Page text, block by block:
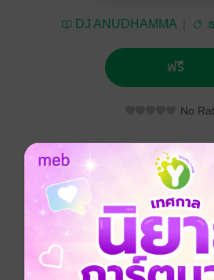
DJ ANUDHAMMA
ฟรี
No
คำสอนของหลวงพ่อฤาษีวัดท่าซุง เล่
ยานหรือหลวงพ่อฤาษีลิงดำ (พระมหา